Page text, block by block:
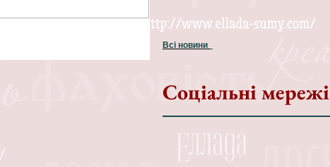
Всі новини
Соціальні мережі